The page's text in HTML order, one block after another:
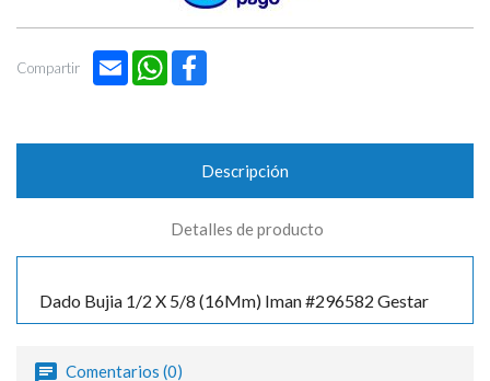
Compartir Email WhatsApp
Descripción
Detalles de producto
Dado Bujia 1/2 X 5/8 (16Mm) Iman #296582 Gestar
Comentarios (0)